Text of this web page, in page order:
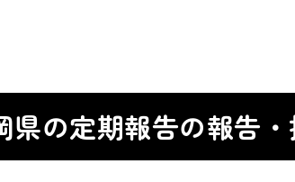
県の定期報告の報告